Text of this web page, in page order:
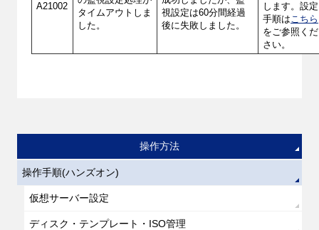
A21002
タイムアウトしま
した。
視設定は60分間経過
後に失敗しました。
します。設定
手順は こちら
をご参照くだ
さい。
操作方法
操作手順(ハンズオン)
仮想サーバー設定
ディスク・テンプレート・ISO管理